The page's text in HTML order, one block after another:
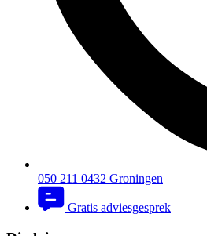
050 211 0432 Groningen
Gratis adviesgesprek